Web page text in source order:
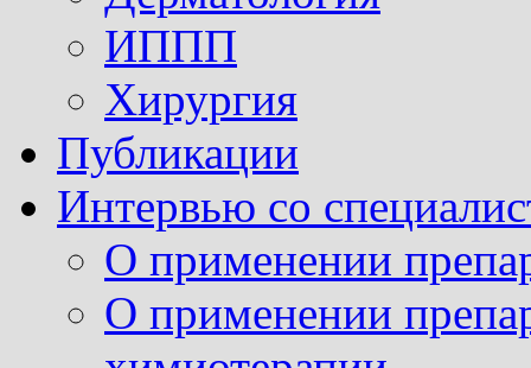
ИППП
Хирургия
Публикации
Интервью со
О применении
О применении